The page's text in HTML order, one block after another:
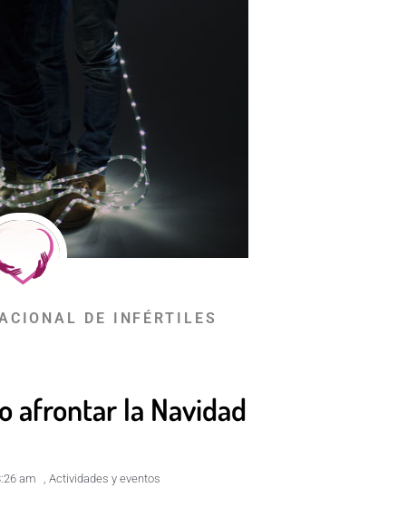
DE INFÉRTILES
afrontar la Navidad
am , Actividades y eventos